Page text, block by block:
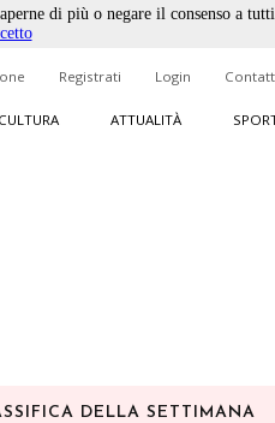
Registrati Login
CULTURA ATTUALITÀ
DELLA SETTIMANA
di più o negare il consenso a